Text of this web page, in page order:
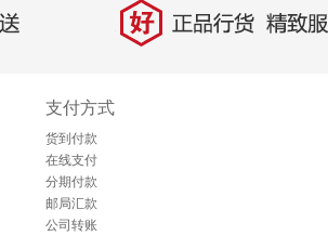
好 正品行货，精致服务
支付方式
货到付款
在线支付
分期付款
邮局汇款
公司转账